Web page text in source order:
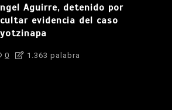
Aguirre, detenido por
evidencia del caso
0 1.363 palabra